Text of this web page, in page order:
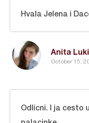
Anita
October 15,
Hvala Jelena i
Odlicni. I ja cesto